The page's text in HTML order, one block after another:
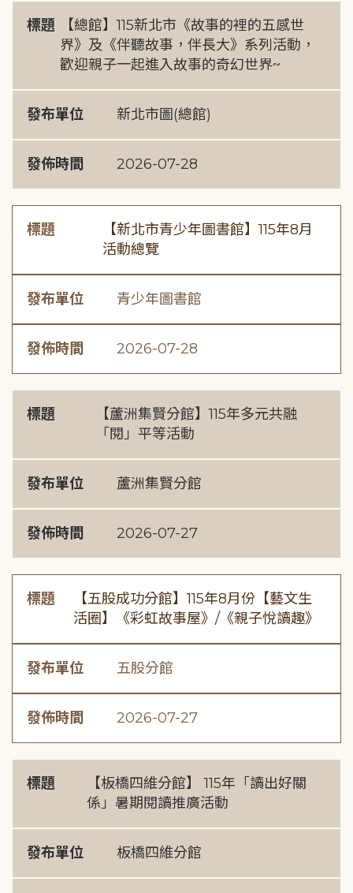
標題
【總館】115新北市《故事的裡的五感世
界》及《伴聽故事，伴長大》系列活動，
歡迎親子一起進入故事的奇幻世界~
發布單位 新北市圖(總館)
發佈時間 2026-07-28
標題
【新北市青少年圖書館】115年8月
活動總覽
發布單位 青少年圖書館
發佈時間 2026-07-28
標題
【蘆洲集賢分館】115年多元共融
「閱」平等活動
發布單位 蘆洲集賢分館
發佈時間 2026-07-27
標題
【五股成功分館】115年8月份【藝文生
活圈】《彩虹故事屋》/《親子悅讀趣》
發布單位 五股分館
發佈時間 2026-07-27
標題
【板橋四維分館】 115年「讀出好關
係」暑期閱讀推廣活動
發布單位 板橋四維分館